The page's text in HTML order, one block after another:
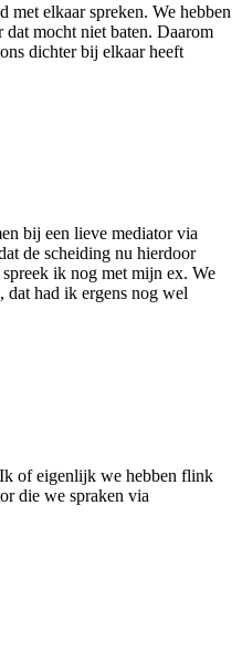
elkaar spreken. We hebben
dat mocht niet baten. Daarom
dichter bij elkaar heeft
bij een lieve mediator via
de scheiding nu hierdoor
ik nog met mijn ex. We
dat had ik ergens nog wel
of eigenlijk we hebben flink
die we spraken via